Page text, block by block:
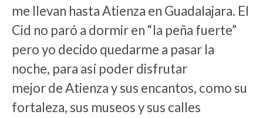
me llevan hasta Atienza en Guadalajara. El
Cid no paró a dormir en “la peña fuerte”
pero yo decido quedarme a pasar la
noche, para así poder disfrutar
mejor de Atienza y sus encantos, como su
fortaleza, sus museos y sus calles